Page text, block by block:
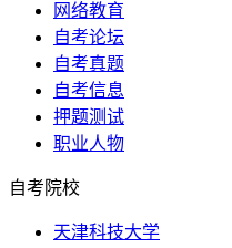
网络教育
自考论坛
自考真题
自考信息
押题测试
职业人物
自考院校
天津科技大学